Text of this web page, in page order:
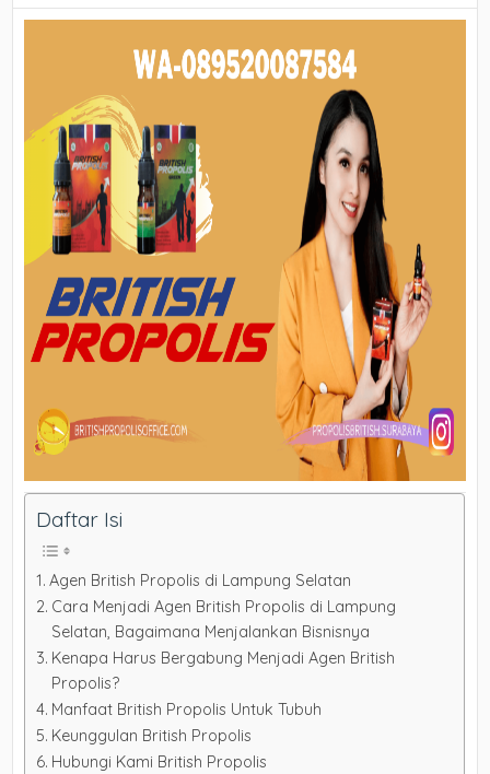
Daftar Isi
Agen British Propolis di Lampung Selatan
Cara Menjadi Agen British Propolis di Lampung
Selatan, Bagaimana Menjalankan Bisnisnya
Kenapa Harus Bergabung Menjadi Agen British
Propolis?
Manfaat British Propolis Untuk Tubuh
Keunggulan British Propolis
Hubungi Kami British Propolis